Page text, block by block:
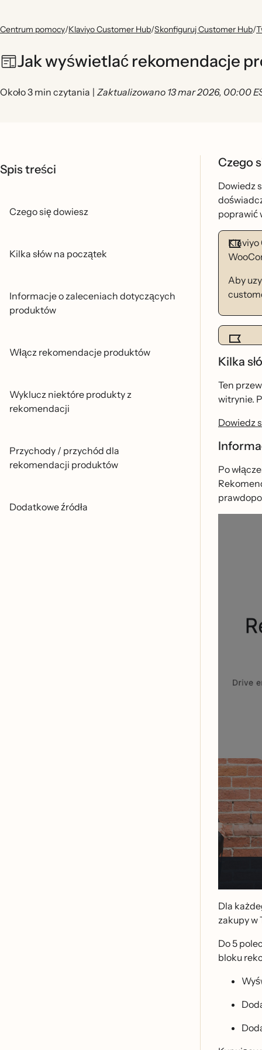
Centrum pomocy/Klaviyo Customer Hub/Skonfiguruj Customer Hub/
Jak wyświetlać rekomendacje
Około 3 min czytania | Zaktualizowano 13 mar 2026, 00:00
Spis treści
Czego się dowiesz
Kilka słów na początek
Informacje o zaleceniach dotyczących
produktów
Włącz rekomendacje produktów
Wyklucz niektóre produkty z
rekomendacji
Przychody / przychód dla
rekomendacji produktów
Dodatkowe źródła
Czego
Dowiedz
poprawić
Aby
Kilka
Ten
witrynie.
Dowiedz
Po
Dla
zakupy w
Do 5
bloku